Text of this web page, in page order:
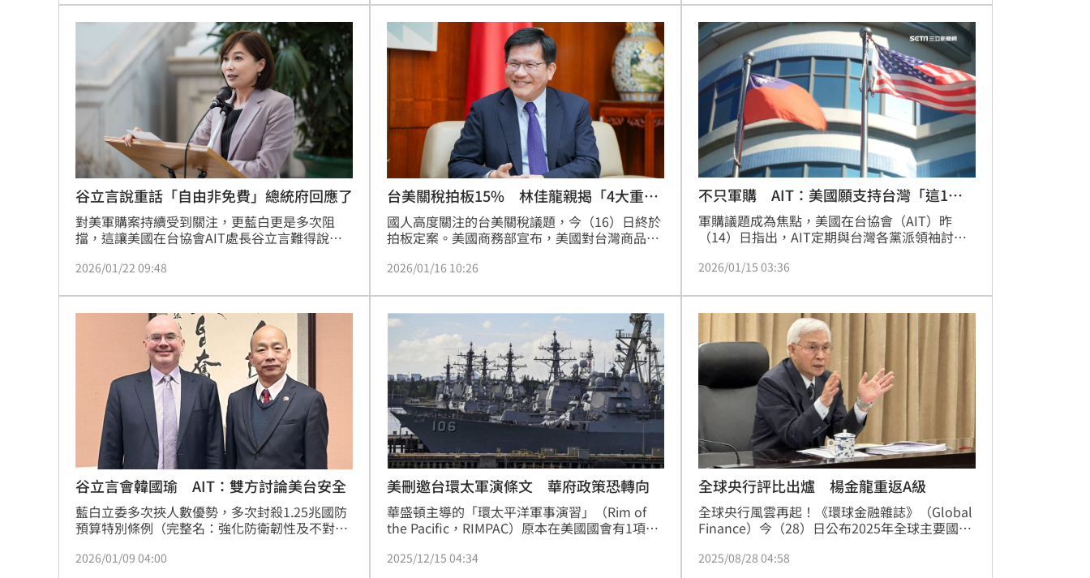
題。他也鬆口，台美在三項領域，已達成高度共
識，分別是無人機、關鍵礦物及科技供應鏈合
作。
示警：「今天的韓國，極可能變成明天的台
灣。」呼籲在野黨切莫因政治操作，讓台灣百工
百業成為關稅祭旗。
谷立言說重話「自由非免費」總統府回應了
對美軍購案持續受到關注，更藍白更是多次阻
擋，這讓美國在台協會AIT處長谷立言難得說出
free），美國只能在朋友們自主的程度內提供協
讀。提及軍購議題，今（22）日，總統府發言人
郭雅慧呼籲藍白不要內耗。
2026/01/22 09:48
台美關稅拍板15% 林佳龍親揭「4大重
點」
國人高度關注的台美關稅議題，今（16）日終於
拍板定案。美國商務部宣布，美國對台灣商品適
外交部長林佳龍晚間發聲，親自說明關稅四大重
讓台灣更具競爭力。林佳龍也解讀，這項進展不
只是台美合作基礎更穩固，也展現台灣在變局中
的實力與韌性。
2026/01/16 10:26
不只軍購 AIT：美國願支持台灣「這1
事」
軍購議題成為焦點，美國在台協會（AIT）昨
（14）日指出，AIT定期與台灣各黨派領袖討論
明確表示，美國堅定支持台灣在加強自我防衛能
的1.25兆國防特別預算。今（15）日，AIT再度
發聲承諾，美國透過技術合作、能力建設以及公
私部門夥伴關係，支持台灣強化資安防護能力。
2026/01/15 03:36
谷立言會韓國瑜 AIT：雙方討論美台安全
藍白立委多次挾人數優勢，多次封殺1.25兆國防
預算特別條例（完整名：強化防衛韌性及不對稱
是否影響台美關係，引發討論。近日美國在台協
2026/01/09 04:00
美刪邀台環太軍演條文 華府政策恐轉向
華盛頓主導的「環太平洋軍事演習」（Rim of
the Pacific，RIMPAC）原本在美國國會有1項提
從目前正在國會審議中的國防政策法案中被移
2025/12/15 04:34
全球央行評比出爐 楊金龍重返A級
全球央行風雲再起！《環球金融雜誌》（Global
Finance）今（28）日公布2025年全球主要國家
到「A級總裁」行列，獲得「A-」評價，較去年
2025/08/28 04:58